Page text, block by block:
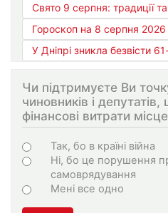
Свято 9 серпня: традиції
Гороскоп на 8 серпня
У Дніпрі зникла безвісти
Чи підтримуєте Ви
чиновників і
фінансові витрати
Choices
Так, бо в країні війна
Ні, бо це порушення
самоврядування
Мені все одно